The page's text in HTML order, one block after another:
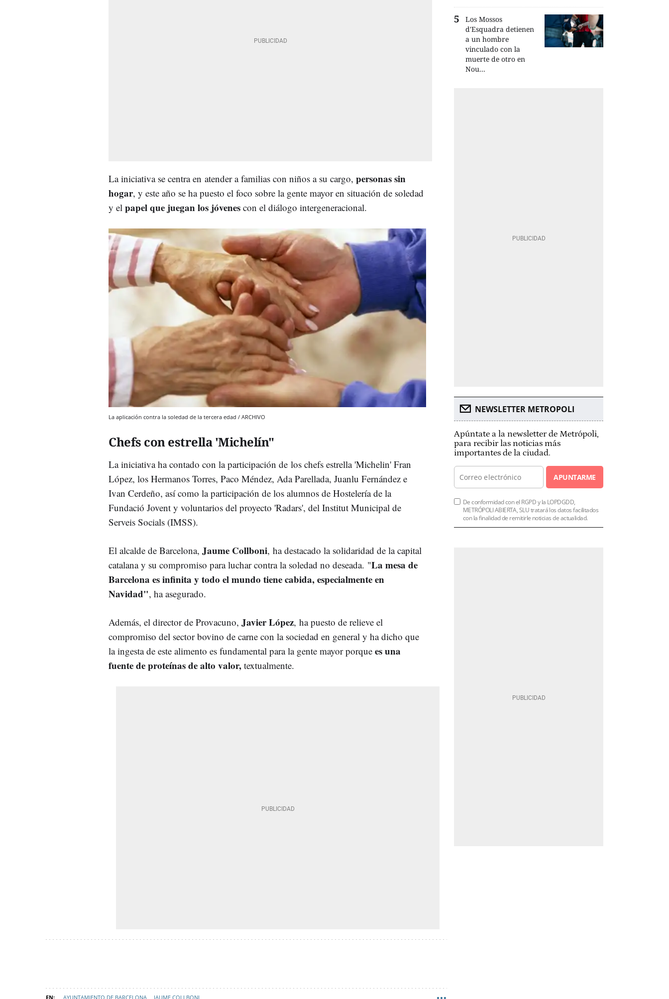
La iniciativa se centra en atender a familias con niños a su cargo, personas sin
hogar, y este año se ha puesto el foco sobre la gente mayor en situación de soledad
y el papel que juegan los jóvenes con el diálogo intergeneracional.
La aplicación contra la soledad de la tercera edad / ARCHIVO
Chefs con estrella 'Michelín"
La iniciativa ha contado con la participación de los chefs estrella 'Michelin' Fran
López, los Hermanos Torres, Paco Méndez, Ada Parellada, Juanlu Fernández e
Ivan Cerdeño, así como la participación de los alumnos de Hostelería de la
Fundació Jovent y voluntarios del proyecto 'Radars', del Institut Municipal de
Serveis Socials (IMSS).
El alcalde de Barcelona, Jaume Collboni, ha destacado la solidaridad de la capital
catalana y su compromiso para luchar contra la soledad no deseada. "La mesa de
Barcelona es infinita y todo el mundo tiene cabida, especialmente en
Navidad", ha asegurado.
Además, el director de Provacuno, Javier López, ha puesto de relieve el
compromiso del sector bovino de carne con la sociedad en general y ha dicho que
la ingesta de este alimento es fundamental para la gente mayor porque es una
fuente de proteínas de alto valor, textualmente.
AYUNTAMIENTO DE BARCELONA JAUME COLLBONI
Los Mossos
d'Esquadra detienen
a un hombre
vinculado con la
muerte de otro en
Nou...
NEWSLETTER METROPOLI
Apúntate a la newsletter de Metrópoli,
para recibir las noticias más
importantes de la ciudad.
APUNTARME
De conformidad con el RGPD y la LOPDGDD,
METRÓPOLI ABIERTA, SLU tratará los datos facilitados
con la finalidad de remitirle noticias de actualidad.